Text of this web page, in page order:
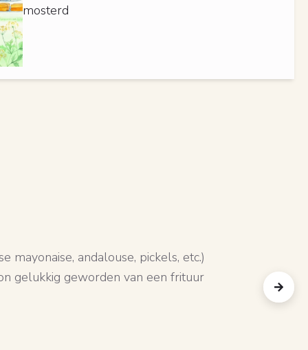
mosterd
andalouse, pickels, etc.)
gelukkig geworden van een frituur